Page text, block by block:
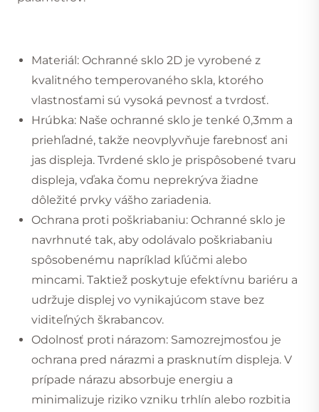
Materiál: Ochranné sklo 2D je vyrobené z
kvalitného temperovaného skla, ktorého
vlastnosťami sú vysoká pevnosť a tvrdosť.
Hrúbka: Naše ochranné sklo je tenké 0,3mm a
priehľadné, takže neovplyvňuje farebnosť ani
jas displeja. Tvrdené sklo je prispôsobené tvaru
displeja, vďaka čomu neprekrýva žiadne
dôležité prvky vášho zariadenia.
Ochrana proti poškriabaniu: Ochranné sklo je
navrhnuté tak, aby odolávalo poškriabaniu
spôsobenému napríklad kľúčmi alebo
mincami. Taktiež poskytuje efektívnu bariéru a
udržuje displej vo vynikajúcom stave bez
viditeľných škrabancov.
Odolnosť proti nárazom: Samozrejmosťou je
ochrana pred nárazmi a prasknutím displeja. V
prípade nárazu absorbuje energiu a
minimalizuje riziko vzniku trhlín alebo rozbitia